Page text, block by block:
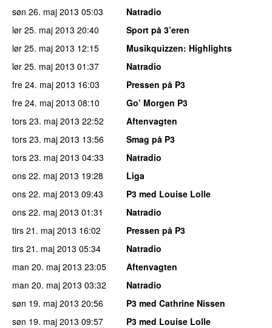
søn 26. maj 2013 05:03
Natradio
lør 25. maj 2013 20:40
Sport på 3’eren
lør 25. maj 2013 12:15 Musikquizzen: Highlights
lør 25. maj 2013 01:37
Natradio
fre 24. maj 2013 16:03
Pressen på P3
fre 24. maj 2013 08:10
Go’ Morgen P3
tors 23. maj 2013 22:52
Aftenvagten
tors 23. maj 2013 13:56
Smag på P3
tors 23. maj 2013 04:33
Natradio
ons 22. maj 2013 19:28
Liga
ons 22. maj 2013 09:43
P3 med Louise Lolle
ons 22. maj 2013 01:31
Natradio
tirs 21. maj 2013 16:02
Pressen på P3
tirs 21. maj 2013 05:34
Natradio
man 20. maj 2013 23:05
Aftenvagten
man 20. maj 2013 03:32
Natradio
søn 19. maj 2013 20:56
P3 med Cathrine Nissen
søn 19. maj 2013 09:57
P3 med Louise Lolle